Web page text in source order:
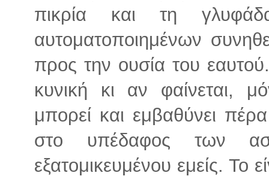
πικρία και τη
αυτοματοποιημένων
προς την ουσία του
κυνική κι αν φαίνεται,
μπορεί και εμβαθύνει
στο υπέδαφος των
εξατομικευμένου εμείς. Το